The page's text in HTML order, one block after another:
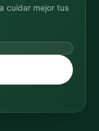
cuidar mejor tus